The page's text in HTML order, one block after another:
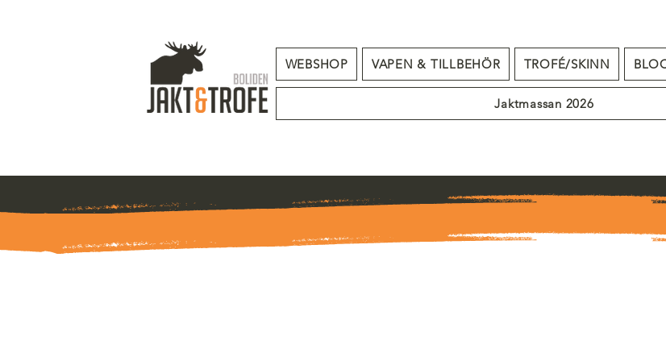
WEBSHOP VAPEN & TILLBEHÖR TROFÉ/SKINN
Jaktmassan 2026